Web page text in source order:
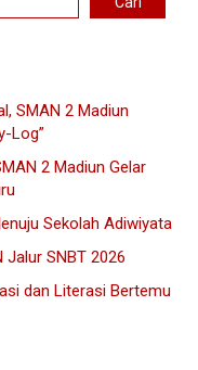
SMAN 2 Madiun
Log”
2 Madiun Gelar
Sekolah Adiwiyata
Jalur SNBT 2026
dan Literasi Bertemu